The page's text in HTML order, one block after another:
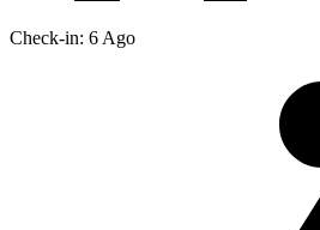
Check-in: 6 Ago